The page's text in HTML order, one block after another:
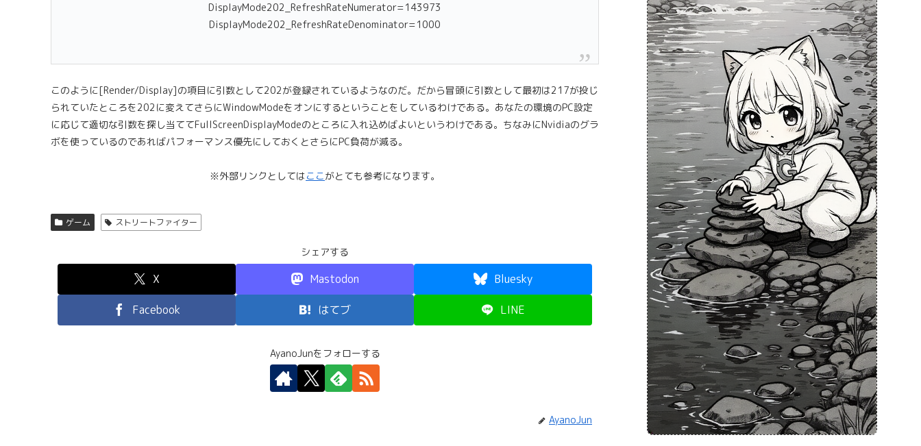
DisplayMode202_RefreshRateNumerator=143973
DisplayMode202_RefreshRateDenominator=1000
このように[Render/Display]の項目に引数として202が登録されているようなのだ。だから冒頭に引数として最初は217が投じ
られていたところを202に変えてさらにWindowModeをオンにするということをしているわけである。あなたの環境のPC設定
に応じて適切な引数を探し当ててFullScreenDisplayModeのところに入れ込めばよいというわけである。ちなみにNvidiaのグラ
ボを使っているのであればパフォーマンス優先にしておくとさらにPC負荷が減る。
※外部リンクとしてはここがとても参考になります。
ゲーム ストリートファイター
シェアする
X Mastodon Bluesky
Facebook はてブ LINE
AyanoJunをフォローする
AyanoJun